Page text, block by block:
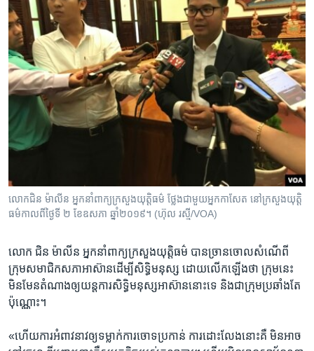
លោក​ជិន ម៉ាលីន​ អ្នកនាំពាក្យក្រសួងយុត្តិធម៌​ ថ្លែងជាមួយ​អ្នកកាសែត នៅក្រសួងយុត្តិ
ធម៌​កាលពីថ្ងៃទី​ ២ ខែ​ឧសភា​ ឆ្នាំ​២០១៩។ (ហ៊ុល រស្មី/VOA)
លោក ជិន ម៉ាលីន អ្នកនាំពាក្យ​ក្រសួង​យុត្តិធម៌​ បាន​ច្រាន​ចោល​សំណើ​ពី​
ក្រុម​សមាជិក​សភាអាស៊ាន​ដើម្បីសិទ្ធិ​មនុស្ស ដោយ​លើកឡើងថា ក្រុមនេះ​
មិនមែន​តំណាង​ឲ្យ​យន្តការ​សិទ្ធិ​មនុស្ស​អាស៊ាន​នោះ​ទេ និង​ជា​ក្រុម​ប្រឆាំង​តែ​
ប៉ុណ្ណោះ។
«ហើយ​ការ​អំពាវនាវ​ឲ្យ​ទម្លាក់​ការ​ចោទ​ប្រកាន់​ ការ​ដោះលែង​នោះ​គឺ មិនអាច​